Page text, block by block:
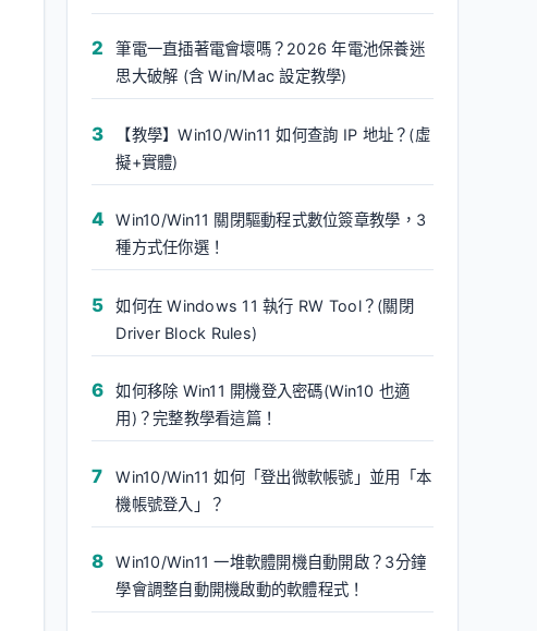
筆電一直插著電會壞嗎？2026 年電池保養迷
思大破解 (含 Win/Mac 設定教學)
【教學】Win10/Win11 如何查詢 IP 地址？(虛
擬+實體)
Win10/Win11 關閉驅動程式數位簽章教學，3
種方式任你選！
如何在 Windows 11 執行 RW Tool？(關閉
Driver Block Rules)
如何移除 Win11 開機登入密碼(Win10 也適
用)？完整教學看這篇！
Win10/Win11 如何「登出微軟帳號」並用「本
機帳號登入」？
Win10/Win11 一堆軟體開機自動開啟？3分鐘
學會調整自動開機啟動的軟體程式！